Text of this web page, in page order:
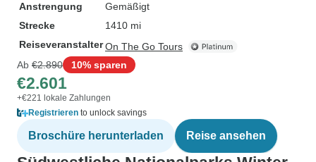
Anstrengung
Gemäßigt
Strecke
1410 mi
ReiseveranstalterOn The Go Tours
Ab €2.890 10% sparen
€2.601
+€221 lokale Zahlungen
Registrieren to unlock savings
Broschüre herunterladen Reise ansehen